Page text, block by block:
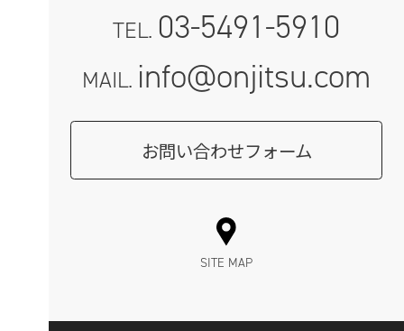
TEL. 03-5491-5910
MAIL. info@onjitsu.com
お問い合わせフォーム
SITE MAP